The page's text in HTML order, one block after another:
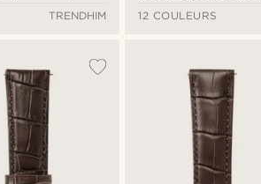
TRENDHIM
Attache rapide
12 COULEURS